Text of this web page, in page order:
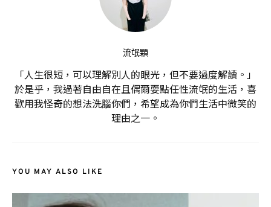
流氓顆
「人生很短，可以理解別人的眼光，但不要過度解讀。」
於是乎，我過著自由自在且偶爾耍點任性流氓的生活，喜
歡用我怪奇的想法洗腦你們，希望成為你們生活中微笑的
理由之一。
YOU MAY ALSO LIKE